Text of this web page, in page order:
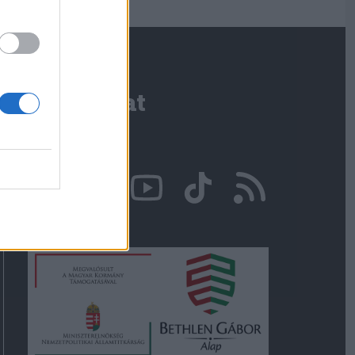
Kapcsolat